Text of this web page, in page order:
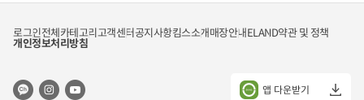
로그인전체카테고리고객센터공지사항킴스소개매장안내ELAND약관 및 정책
개인정보처리방침
앱 다운받기